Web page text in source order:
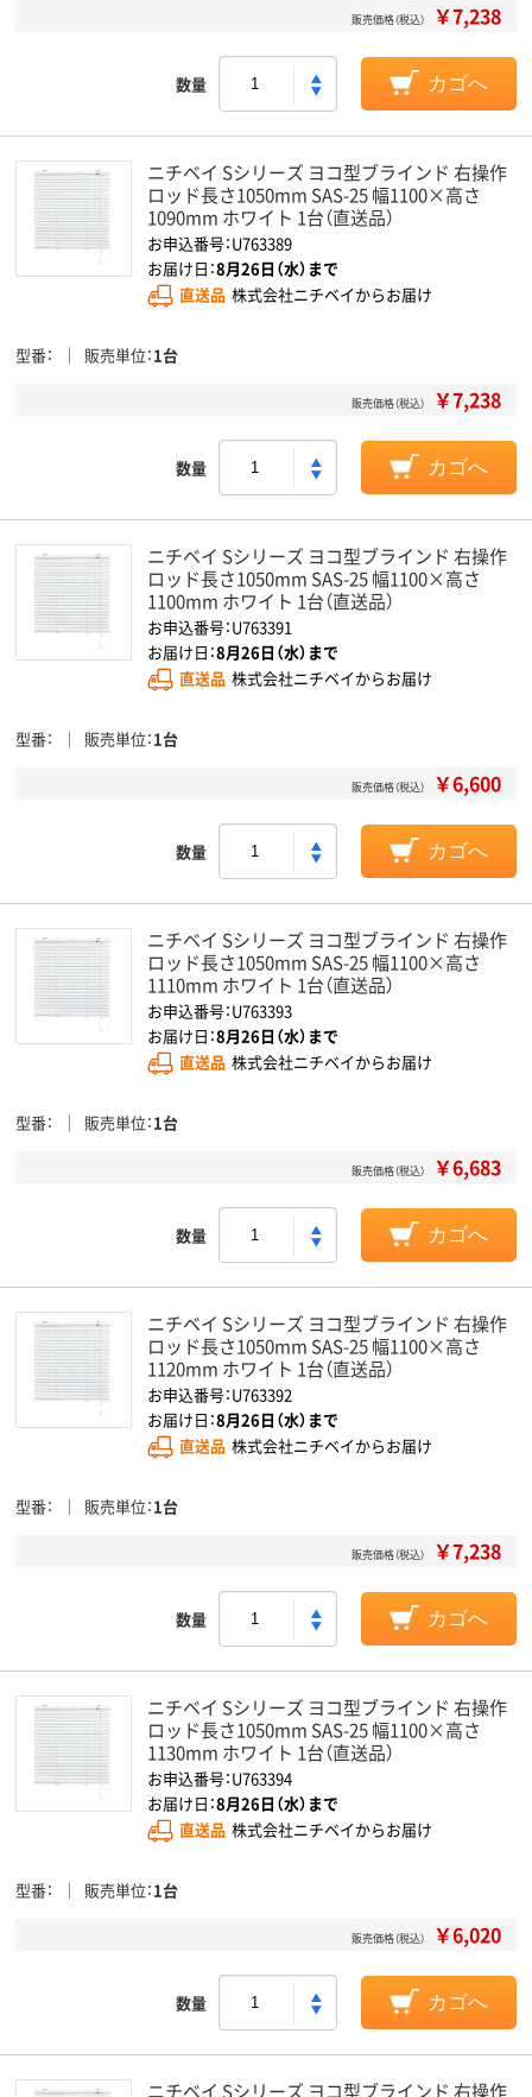
販売価格（税込） ￥7,238
数量 カゴへ
ニチベイ Sシリーズ ヨコ型ブラインド 右操作
ロッド長さ1050mm SAS-25 幅1100×高さ
1090mm ホワイト 1台（直送品）
お申込番号：U763389
お届け日：8月26日（水）まで
直送品 株式会社ニチベイからお届け
型番 販売単位 1台
販売価格（税込） ￥7,238
数量 カゴへ
ニチベイ Sシリーズ ヨコ型ブラインド 右操作
ロッド長さ1050mm SAS-25 幅1100×高さ
1100mm ホワイト 1台（直送品）
お申込番号：U763391
お届け日：8月26日（水）まで
直送品 株式会社ニチベイからお届け
型番 販売単位 1台
販売価格（税込） ￥6,600
数量 カゴへ
ニチベイ Sシリーズ ヨコ型ブラインド 右操作
ロッド長さ1050mm SAS-25 幅1100×高さ
1110mm ホワイト 1台（直送品）
お申込番号：U763393
お届け日：8月26日（水）まで
直送品 株式会社ニチベイからお届け
型番 販売単位 1台
販売価格（税込） ￥6,683
数量 カゴへ
ニチベイ Sシリーズ ヨコ型ブラインド 右操作
ロッド長さ1050mm SAS-25 幅1100×高さ
1120mm ホワイト 1台（直送品）
お申込番号：U763392
お届け日：8月26日（水）まで
直送品 株式会社ニチベイからお届け
型番 販売単位 1台
販売価格（税込） ￥7,238
数量 カゴへ
ニチベイ Sシリーズ ヨコ型ブラインド 右操作
ロッド長さ1050mm SAS-25 幅1100×高さ
1130mm ホワイト 1台（直送品）
お申込番号：U763394
お届け日：8月26日（水）まで
直送品 株式会社ニチベイからお届け
型番 販売単位 1台
販売価格（税込） ￥6,020
数量 カゴへ
ニチベイ Sシリーズ ヨコ型ブラインド 右操作